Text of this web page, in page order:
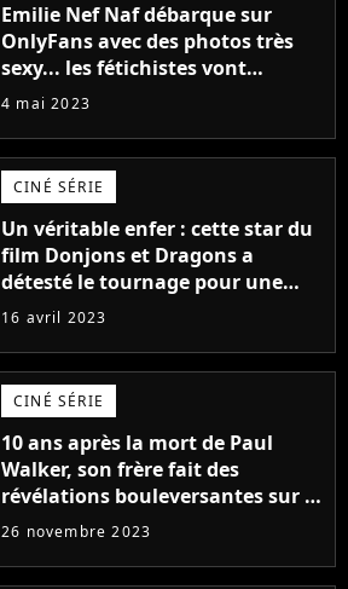
Emilie Nef Naf débarque sur
OnlyFans avec des photos très
sexy... les fétichistes vont
prendre leur pied !
4 mai 2023
CINÉ SÉRIE
Un véritable enfer : cette star du
film Donjons et Dragons a
détesté le tournage pour une
raison très spéciale
16 avril 2023
CINÉ SÉRIE
10 ans après la mort de Paul
Walker, son frère fait des
révélations bouleversantes sur la
réaction des acteurs de Fast and
26 novembre 2023